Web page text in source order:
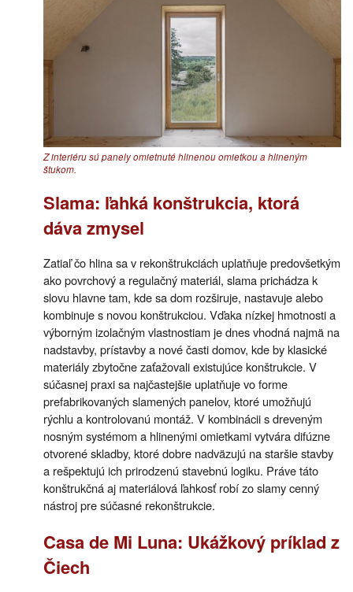
Z interiéru sú panely omietnuté hlinenou omietkou a hlineným
štukom.
Slama: ľahká konštrukcia, ktorá
dáva zmysel
Zatiaľ čo hlina sa v rekonštrukciách uplatňuje predovšetkým
ako povrchový a regulačný materiál, slama prichádza k
slovu hlavne tam, kde sa dom rozširuje, nastavuje alebo
kombinuje s novou konštrukciou. Vďaka nízkej hmotnosti a
výborným izolačným vlastnostiam je dnes vhodná najmä na
nadstavby, prístavby a nové časti domov, kde by klasické
materiály zbytočne zaťažovali existujúce konštrukcie. V
súčasnej praxi sa najčastejšie uplatňuje vo forme
prefabrikovaných slamených panelov, ktoré umožňujú
rýchlu a kontrolovanú montáž. V kombinácii s dreveným
nosným systémom a hlinenými omietkami vytvára difúzne
otvorené skladby, ktoré dobre nadväzujú na staršie stavby
a rešpektujú ich prirodzenú stavebnú logiku. Práve táto
konštrukčná aj materiálová ľahkosť robí zo slamy cenný
nástroj pre súčasné rekonštrukcie.
Casa de Mi Luna: Ukážkový príklad z
Čiech